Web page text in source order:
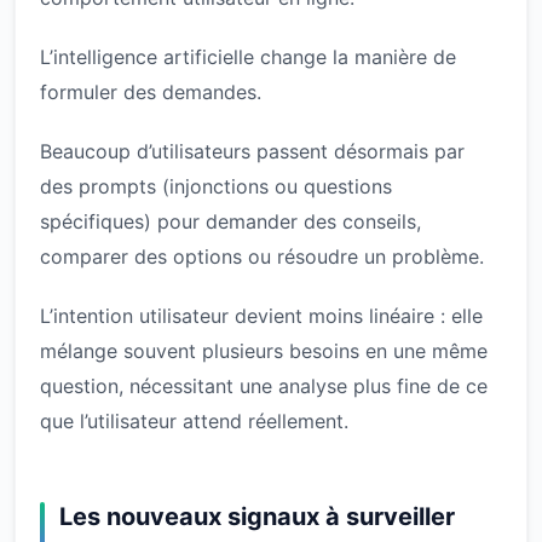
L’intelligence artificielle change la manière de
formuler des demandes.
Beaucoup d’utilisateurs passent désormais par
des prompts (injonctions ou questions
spécifiques) pour demander des conseils,
comparer des options ou résoudre un problème.
L’intention utilisateur devient moins linéaire : elle
mélange souvent plusieurs besoins en une même
question, nécessitant une analyse plus fine de ce
que l’utilisateur attend réellement.
Les nouveaux signaux à surveiller